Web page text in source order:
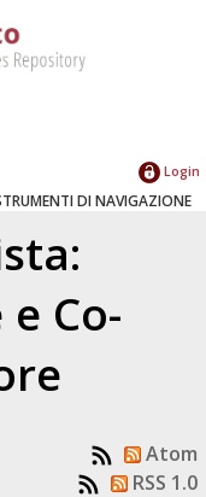
Login
DI NAVIGAZIONE
Co-
Atom
RSS 1.0